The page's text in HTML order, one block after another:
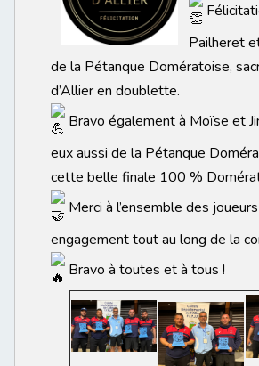
Pailheret
de la Pétanque Domératoise,
d’Allier en doublette.
Bravo également à Moïse et
eux aussi de la Pétanque
cette belle finale 100 %
Merci à l’ensemble des
engagement tout au long de la
Bravo à toutes et à tous !